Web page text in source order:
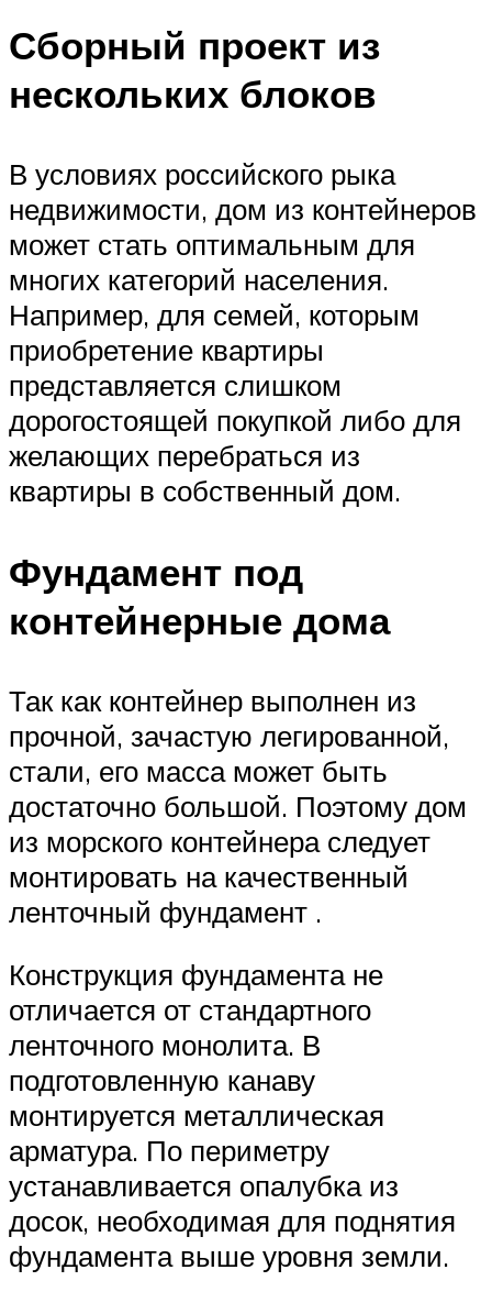
Сборный проект из
нескольких блоков
В условиях российского рыка
недвижимости, дом из контейнеров
может стать оптимальным для
многих категорий населения.
Например, для семей, которым
приобретение квартиры
представляется слишком
дорогостоящей покупкой либо для
желающих перебраться из
квартиры в собственный дом.
Фундамент под
контейнерные дома
Так как контейнер выполнен из
прочной, зачастую легированной,
стали, его масса может быть
достаточно большой. Поэтому дом
из морского контейнера следует
монтировать на качественный
ленточный фундамент .
Конструкция фундамента не
отличается от стандартного
ленточного монолита. В
подготовленную канаву
монтируется металлическая
арматура. По периметру
устанавливается опалубка из
досок, необходимая для поднятия
фундамента выше уровня земли.